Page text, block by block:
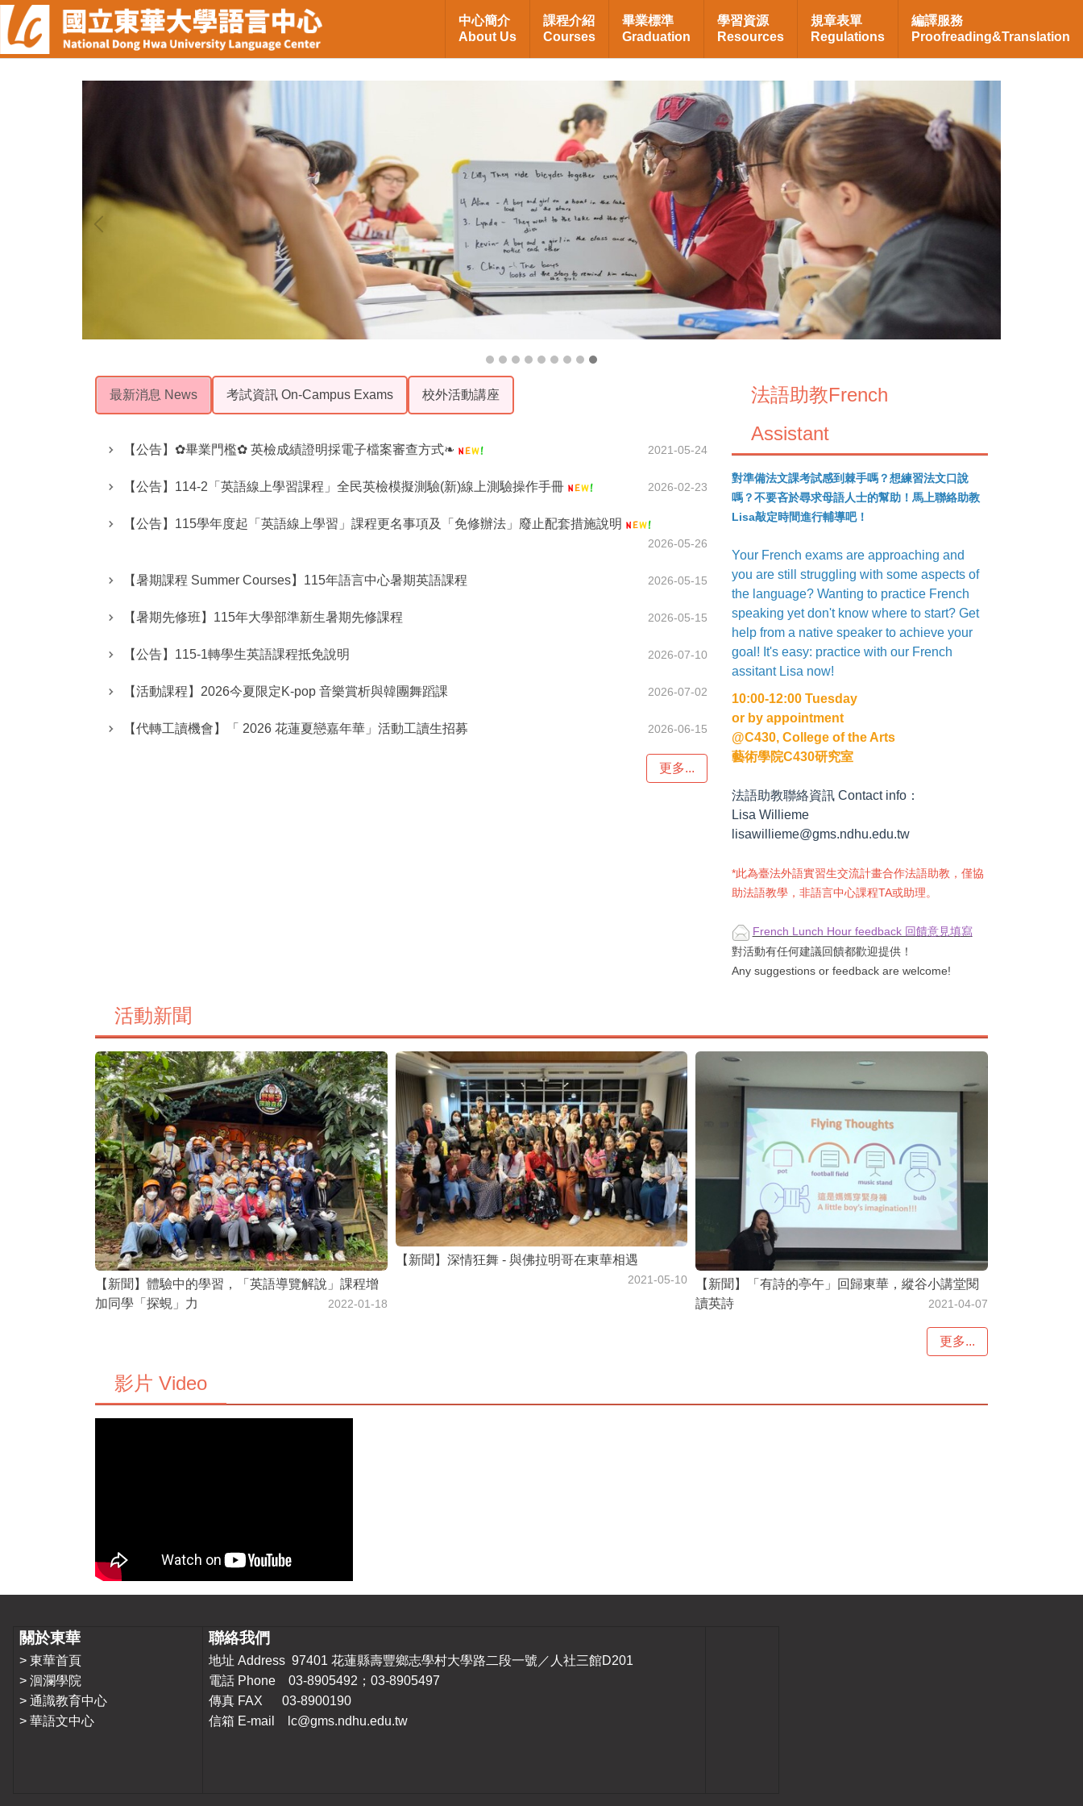
跳
到
主
中心簡介
About Us
課程介紹
Courses
畢業標準
Graduation
學習資源
Resources
規章表單
Regulations
編譯服務
Proofreading&Translation
最新消息 News 考試資訊 On-Campus Exams 校外活動講座
【公告】✿畢業門檻✿ 英檢成績證明採電子檔案審查方式❧ 2021-05-24
【公告】114-2「英語線上學習課程」全民英檢模擬測驗(新)線上測驗操作手冊 2026-02-23
【公告】115學年度起「英語線上學習」課程更名事項及「免修辦法」廢止配套措施說明
2026-05-26
【暑期課程 Summer Courses】115年語言中心暑期英語課程 2026-05-15
【暑期先修班】115年大學部準新生暑期先修課程 2026-05-15
【公告】115-1轉學生英語課程抵免說明 2026-07-10
【活動課程】2026今夏限定K-pop 音樂賞析與韓團舞蹈課 2026-07-02
【代轉工讀機會】「 2026 花蓮夏戀嘉年華」活動工讀生招募 2026-06-15
更多...
法語助教French
Assistant
對準備法文課考試感到棘手嗎？想練習法文口說
嗎？不要吝於尋求母語人士的幫助！馬上聯絡助教
Lisa敲定時間進行輔導吧！
Your French exams are approaching and
you are still struggling with some aspects of
the language? Wanting to practice French
speaking yet don't know where to start? Get
help from a native speaker to achieve your
goal! It's easy: practice with our French
assitant Lisa now!
10:00-12:00 Tuesday
or by appointment
@C430, College of the Arts
藝術學院C430研究室
法語助教聯絡資訊 Contact info：
Lisa Willieme
lisawillieme@gms.ndhu.edu.tw
*此為臺法外語實習生交流計畫合作法語助教，僅協
助法語教學，非語言中心課程TA或助理。
French Lunch Hour feedback 回饋意見填寫
對活動有任何建議回饋都歡迎提供！
Any suggestions or feedback are welcome!
活動新聞
【新聞】體驗中的學習，「英語導覽解說」課程增
加同學「探蜆」力
2022-01-18
【新聞】深情狂舞 - 與佛拉明哥在東華相遇
2021-05-10
【新聞】「有詩的亭午」回歸東華，縱谷小講堂閱
讀英詩
2021-04-07
更多...
影片 Video
關於東華
> 東華首頁
> 洄瀾學院
> 通識教育中心
> 華語文中心
聯絡我們
地址 Address 97401 花蓮縣壽豐鄉志學村大學路二段一號／人社三館D201
電話 Phone 03-8905492；03-8905497
傳真 FAX 03-8900190
信箱 E-mail lc@gms.ndhu.edu.tw